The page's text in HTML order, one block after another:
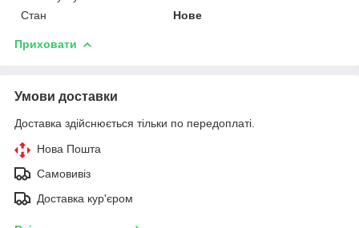
Стан
Нове
Приховати
Умови доставки
Доставка здійснюється тільки по передоплаті.
Нова Пошта
Самовивіз
Доставка кур'єром